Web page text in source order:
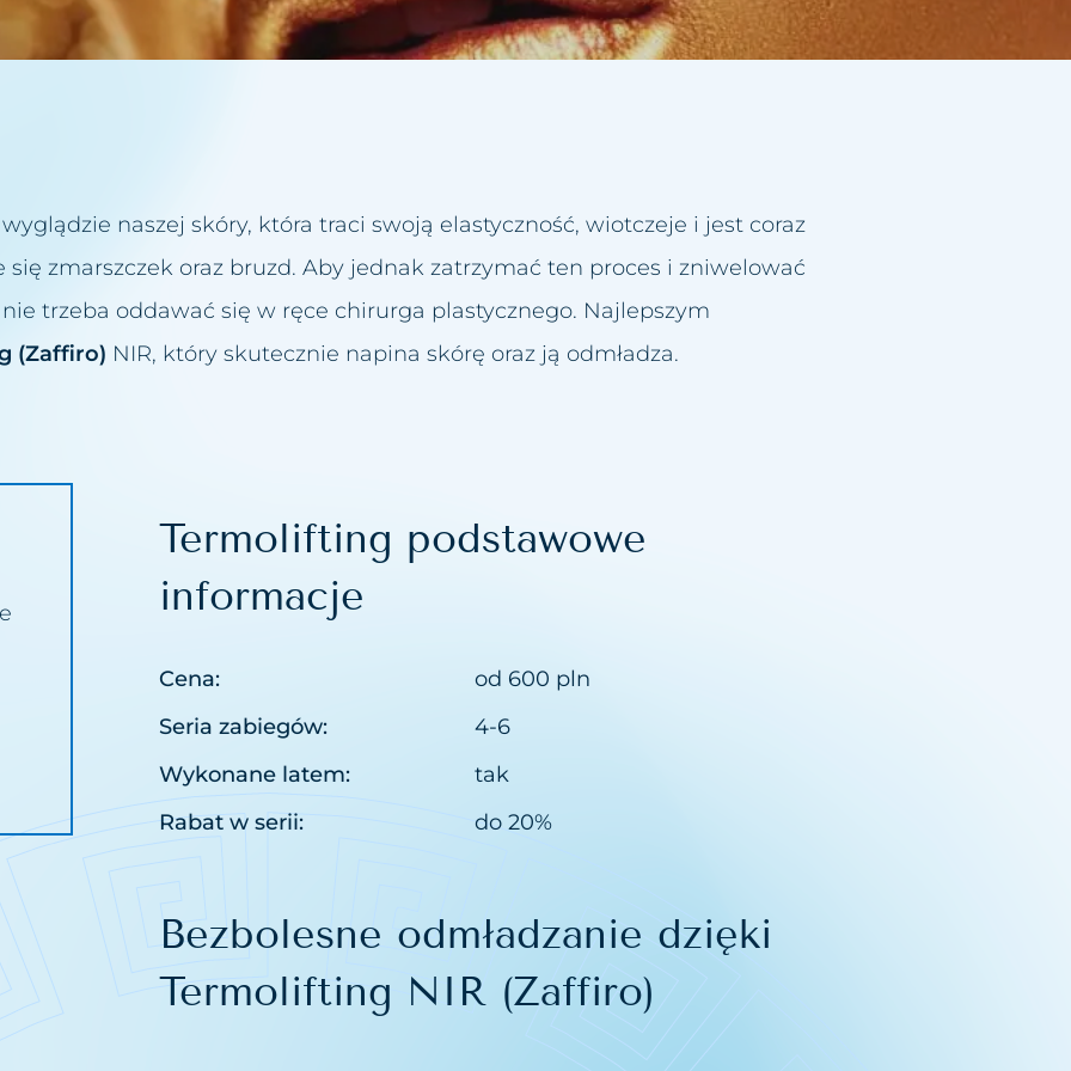
różowatego
lub brwi
nosowo wargowych
permanentnego
tłuszczowej
i zaskórników
naszej skóry, która traci swoją elastyczność, wiotczeje i jest coraz
zmarszczek oraz bruzd. Aby jednak zatrzymać ten proces i zniwelować
trzeba oddawać się w ręce chirurga plastycznego. Najlepszym
(Zaffiro) NIR, który skutecznie napina skórę oraz ją odmładza.
Termolifting podstawowe
informacje
Cena:
od 600 pln
Seria zabiegów:
4-6
Wykonane latem:
tak
Rabat w serii:
do 20%
Bezbolesne odmładzanie dzięki
Termolifting NIR (Zaffiro)